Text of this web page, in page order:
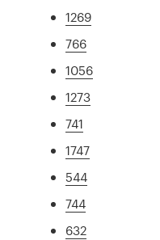
1269
766
1056
1273
741
1747
544
744
632